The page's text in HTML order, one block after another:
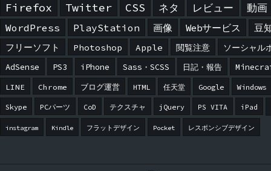
Firefox
Twitter CSS ネタ レビュー 動画
WordPress PlayStation 画像 Webサービス 豆
フリーソフト Photoshop Apple 閲覧注意 ソーシャル
AdSense PS3 iPhone Sass・SCSS 日記・報告
LINE Chrome ブログ運営 HTML 任天堂 Google Windows
Skype PCパーツ CoD テクスチャ jQuery PS VITA iPad
instagram Kindle フラットデザイン Pocket レスポンシブデザイン